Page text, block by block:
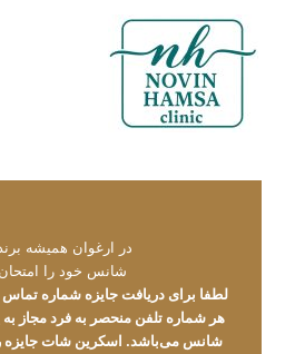
در ارغوان همیشه
شانس خود را امتحان
لطفا برای دریافت جایزه شماره تماس
هر شماره تلفن منحصر به فرد مجاز به
شانس می‌باشد. اسکرین شات جایزه